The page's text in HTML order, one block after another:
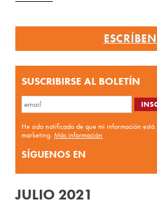
SUSCRIBIRSE AL BOLETÍN
He sido notificado de que mi información
marketing.Más información
SÍGUENOS EN
JULIO 2021